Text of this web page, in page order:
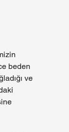
beden
ve